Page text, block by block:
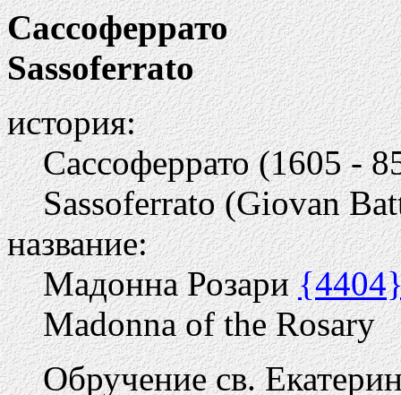
Сассоферрато
Sassoferrato
история:
Сассоферрато (1605 -
Sassoferrato (Giovan
название:
Мадонна Розари
Madonna of the Rosary
Обручение св.